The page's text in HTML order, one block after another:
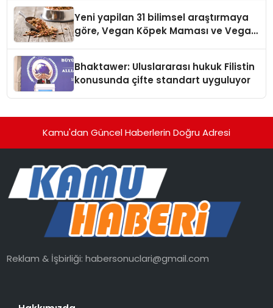
Yeni yapilan 31 bilimsel araştırmaya
göre, Vegan Köpek Maması ve Vegan
Bhaktawer: Uluslararası hukuk Filistin
konusunda çifte standart uyguluyor
Kamu'dan Güncel Haberlerin Doğru Adresi
Reklam & İşbirliği:habersonuclari@gmail.com